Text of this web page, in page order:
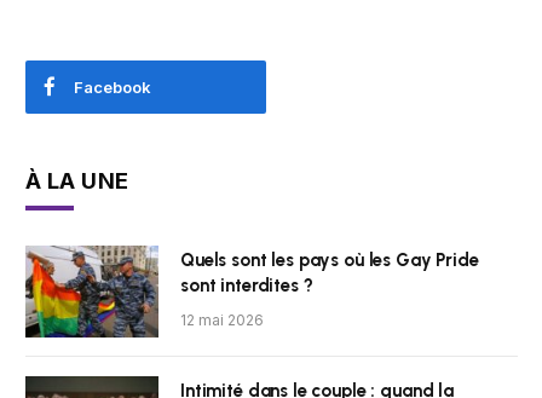
Facebook
À LA UNE
Quels sont les pays où les Gay Pride
sont interdites ?
12 mai 2026
Intimité dans le couple : quand la